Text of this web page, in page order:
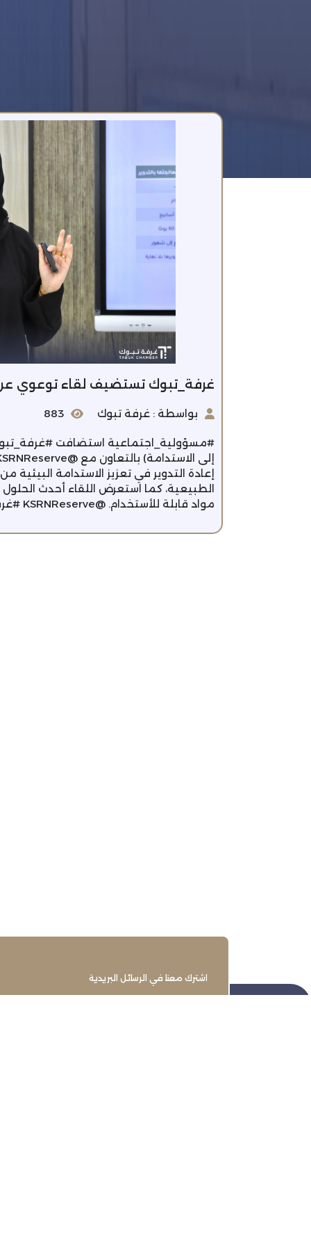
غرفة_تبوك تستضيف لقاء توعوي عن
بواسطة : غرفة تبوك 883
#مسؤولية_اجتماعية استضافت #غرفة_تبوك
إعادة التدوير في تعزيز الاستدامة البيئية
الطبيعية، كما استعرض اللقاء أحدث الحلول
مواد قابلة للأستخدام. @KSRNReserve #غرفة_تبوك
اشترك معنا في الرسائل البريدية